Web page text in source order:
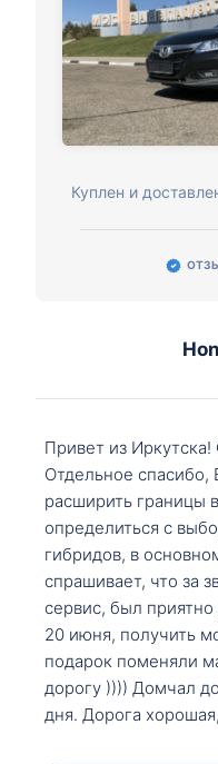
Куплен и
Привет из
Отдельное
расширить границы
определиться с
гибридов, в
спрашивает, что за
сервис, был
20 июня, получить
подарок поменяли
дорогу )))) Домчал
дня. Дорога